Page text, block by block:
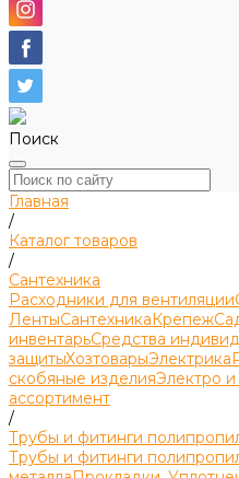
Поиск
Главная
/
Каталог товаров
/
Сантехника
Расходники для вентиляции
ЛентыСантехникаКрепеж
инвентарьСредства
защитыХозтоварыЭлектрика
скобяные изделияЭлектро
ассортимент
/
Трубы и фитинги
Трубы и фитинги